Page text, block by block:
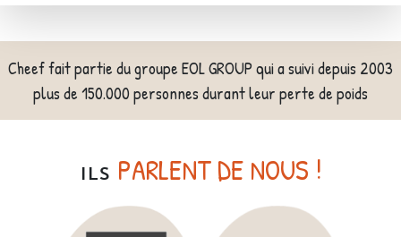
Cheef fait partie du groupe EOL GROUP qui a suivi depuis 2003
plus de 150.000 personnes durant leur perte de poids
ILS PARLENT DE NOUS !